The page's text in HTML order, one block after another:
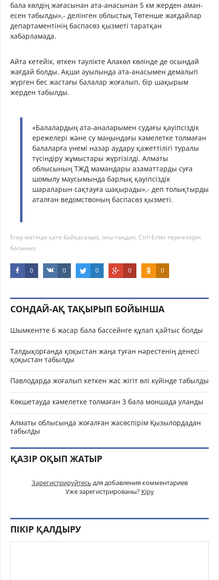
бала көлдің жағасынан ата-анасынан 5 км жерден аман-
есен табылды»,- делінген облыстық Төтенше жағдайлар
департаментінің баспасөз қызметі таратқан
хабарламада.
Айта кетейік, өткен тәулікте Алакөл көлінде де осындай
жағдай болды. Ақши ауылында ата-анасымен демалып
жүрген бес жастағы балалар жоғалып, бір шақырым
жерден табылды.
«Балалардың ата-аналарымен судағы қауіпсіздік
ережелері және су маңындағы кәмелетке толмаған
балаларға үнемі назар аудару қажеттілігі туралы
түсіндіру жұмыстары жүргізілді. Алматы
облысының ТЖД мамандары азаматтарды суға
шомылу маусымында барлық қауіпсіздік
шараларын сақтауға шақырады»,- деп толықтырды
аталған ведомствоның баспасөз қызметі.
Егер мәтінде қате байқасаңыз, оны таңдап, Ctrl+Enter пернелерін
басыңыз
0 0 0 0 0
СОНДАЙ-АҚ ТАҚЫРЫП БОЙЫНША
Шымкентте 6 жасар бала бассейнге құлап қайтыс болды
Талдықорғанда қоқыстан жаңа туған нәрестенің денесі
қоқыстан табылды
Павлодарда жоғалып кеткен жас жігіт өлі күйінде табылды
Көкшетауда кәмелетке толмаған 3 бала моншада уланды
Алматы облысында жоғалған жасөспірім Қызылордадан
табылды
ҚАЗІР ОҚЫП ЖАТЫР
Зарегистрируйтесь для добавления комментариев
Уже зарегистрированы? Кіру
ПІКІР ҚАЛДЫРУ